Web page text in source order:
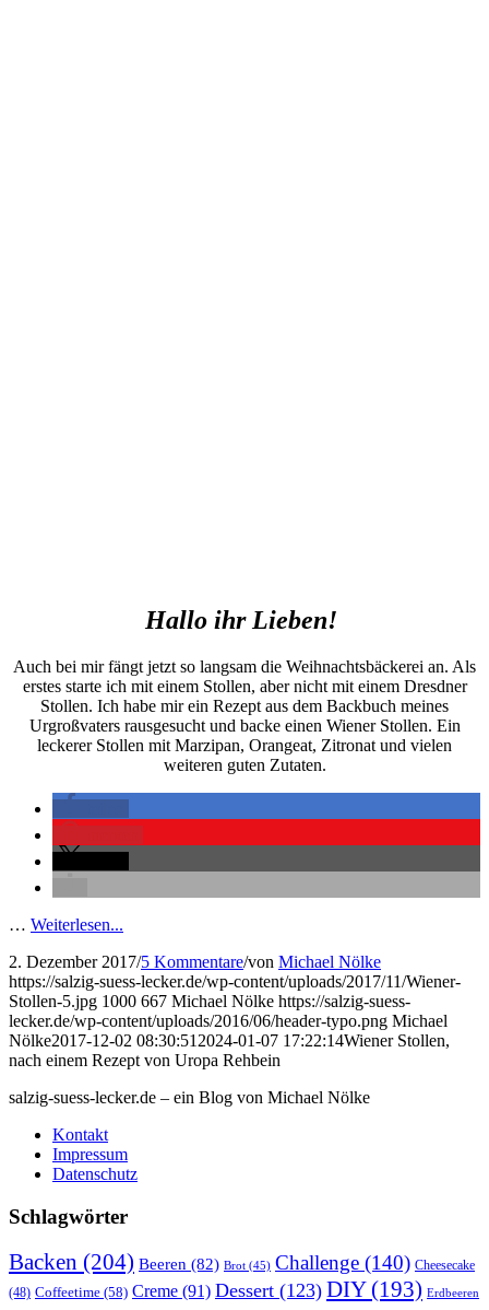
Hallo ihr Lieben!
Auch bei mir fängt jetzt so langsam die Weihnachtsbäckerei an. Als
erstes starte ich mit einem Stollen, aber nicht mit einem Dresdner
Stollen. Ich habe mir ein Rezept aus dem Backbuch meines
Urgroßvaters rausgesucht und backe einen Wiener Stollen. Ein
leckerer Stollen mit Marzipan, Orangeat, Zitronat und vielen
weiteren guten Zutaten.
… Weiterlesen...
2. Dezember 2017/5 Kommentare/von Michael Nölke
https://salzig-suess-lecker.de/wp-content/uploads/2017/11/Wiener-
Stollen-5.jpg 1000 667 Michael Nölke https://salzig-suess-
lecker.de/wp-content/uploads/2016/06/header-typo.png Michael
Nölke2017-12-02 08:30:51 2024-01-07 17:22:14Wiener Stollen,
nach einem Rezept von Uropa Rehbein
salzig-suess-lecker.de – ein Blog von Michael Nölke
Kontakt
Impressum
Datenschutz
Schlagwörter
Backen (204) Beeren (82) Brot (45) Challenge (140) Cheesecake
(48) Coffeetime (58) Creme (91) Dessert (123) DIY(193) Erdbeeren